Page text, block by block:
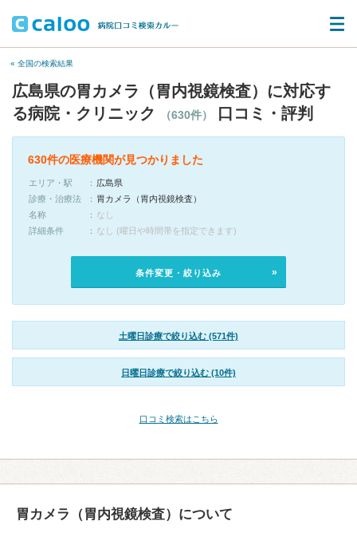
« 全国の検索結果
広島県の胃カメラ（胃内視鏡検査）に対応す
る病院・クリニック
（630件） 口コミ・評判
630件の医療機関が見つかりました
エリア・駅
広島県
診療・治療法
胃カメラ（胃内視鏡検査）
名称
なし
詳細条件
なし (曜日や時間帯を指定できます)
条件変更・絞り込み
土曜日診療で絞り込む (571件)
日曜日診療で絞り込む (10件)
口コミ検索はこちら
胃カメラ（胃内視鏡検査）について